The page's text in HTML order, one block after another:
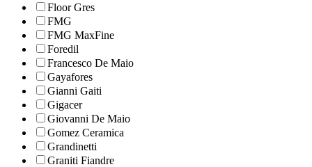
Floor Gres
FMG
FMG MaxFine
Foredil
Francesco De Maio
Gayafores
Gianni Gaiti
Gigacer
Giovanni De Maio
Gomez Ceramica
Grandinetti
Graniti Fiandre